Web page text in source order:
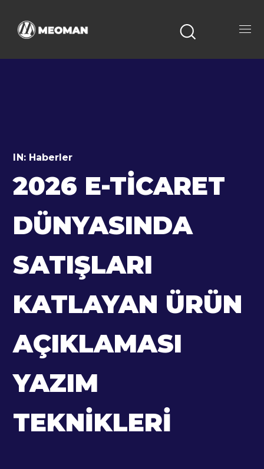
IN: Haberler
2026 E-TICARET
DÜNYASINDA
SATIŞLARI
KATLAYAN ÜRÜN
AÇIKLAMASI
YAZIM
TEKNIKLERI